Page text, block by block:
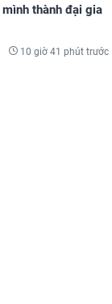
thành đại gia
10 giờ 41 phút trước